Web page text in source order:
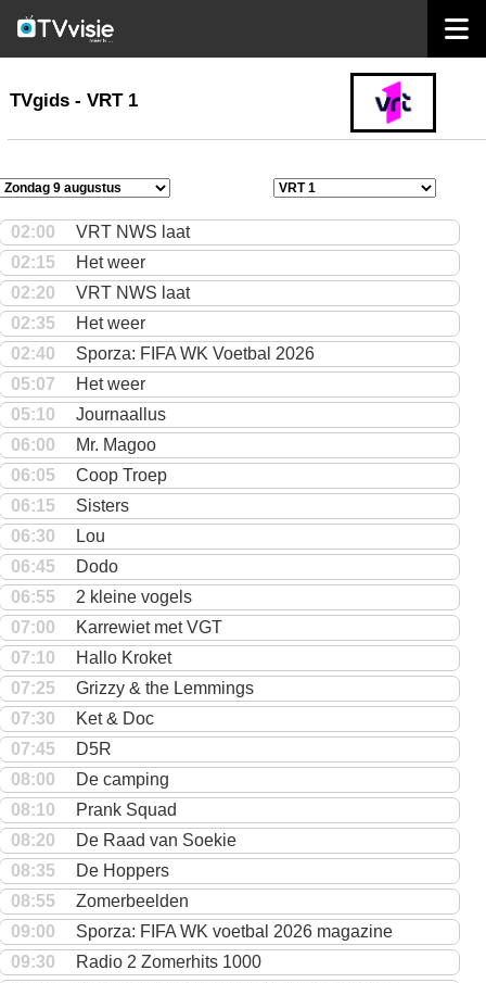
TVgids
TVgids - VRT 1
02:00
VRT NWS laat
02:15
Het weer
02:20
VRT NWS laat
02:35
Het weer
02:40
Sporza: FIFA WK Voetbal 2026
05:07
Het weer
05:10
Journaallus
06:00
Mr. Magoo
06:05
Coop Troep
06:15
Sisters
06:30
Lou
06:45
Dodo
06:55
2 kleine vogels
07:00
Karrewiet met VGT
07:10
Hallo Kroket
07:25
Grizzy & the Lemmings
07:30
Ket & Doc
07:45
D5R
08:00
De camping
08:10
Prank Squad
08:20
De Raad van Soekie
08:35
De Hoppers
08:55
Zomerbeelden
09:00
Sporza: FIFA WK voetbal 2026 magazine
09:30
Radio 2 Zomerhits 1000